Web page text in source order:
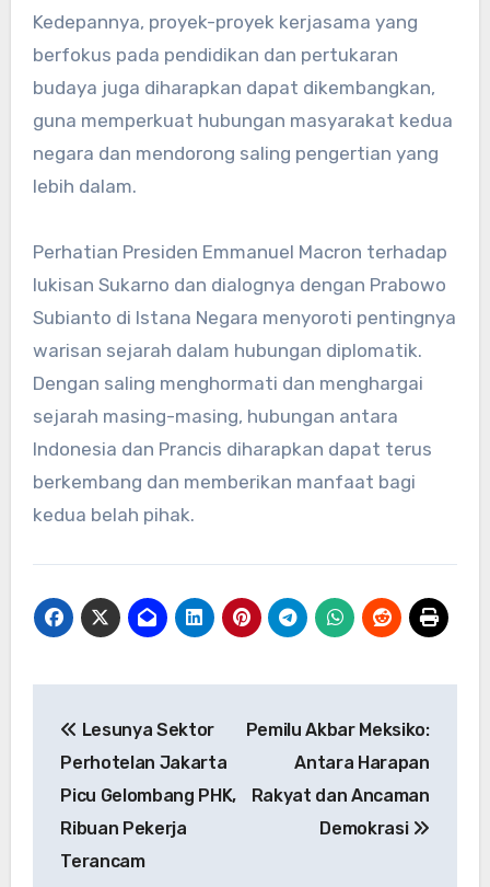
Kedepannya, proyek-proyek kerjasama yang
berfokus pada pendidikan dan pertukaran
budaya juga diharapkan dapat dikembangkan,
guna memperkuat hubungan masyarakat kedua
negara dan mendorong saling pengertian yang
lebih dalam.
Perhatian Presiden Emmanuel Macron terhadap
lukisan Sukarno dan dialognya dengan Prabowo
Subianto di Istana Negara menyoroti pentingnya
warisan sejarah dalam hubungan diplomatik.
Dengan saling menghormati dan menghargai
sejarah masing-masing, hubungan antara
Indonesia dan Prancis diharapkan dapat terus
berkembang dan memberikan manfaat bagi
kedua belah pihak.
pos
Lesunya Sektor
Perhotelan Jakarta
Picu Gelombang PHK,
Ribuan Pekerja
Terancam
Pemilu Akbar Meksiko:
Antara Harapan
Rakyat dan Ancaman
Demokrasi